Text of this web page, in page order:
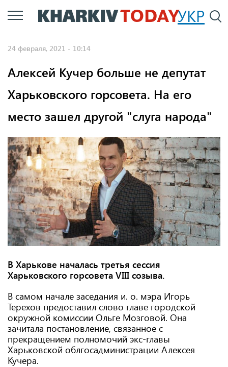
Перейти
к
УКР
24 февраля, 2021 - 10:14
Алексей Кучер больше не депутат
Харьковского горсовета. На его
место зашел другой "слуга народа"
В Харькове началась третья сессия
Харьковского горсовета VIII созыва.
В самом начале заседания и. о. мэра Игорь
Терехов предоставил слово главе городской
окружной комиссии Ольге Мозговой. Она
зачитала постановление, связанное с
прекращением полномочий экс-главы
Харьковской облгосадминистрации Алексея
Кучера.